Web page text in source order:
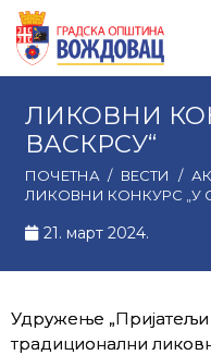
ЛИКОВНИ
ВАСКРСУ“
ПОЧЕТНА / ВЕСТИ /
ЛИКОВНИ КОНКУРС „У
21. март 2024.
Удружење „Пријатељи
традиционални